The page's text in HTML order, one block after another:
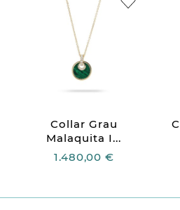
Collar Grau
Malaquita I...
1.480,00 €